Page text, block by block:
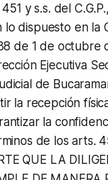
y s.s. del
lo dispuesto en la
de 1 de octubre
Ejecutiva
de
la recepción
la
de los arts.
QUE LA